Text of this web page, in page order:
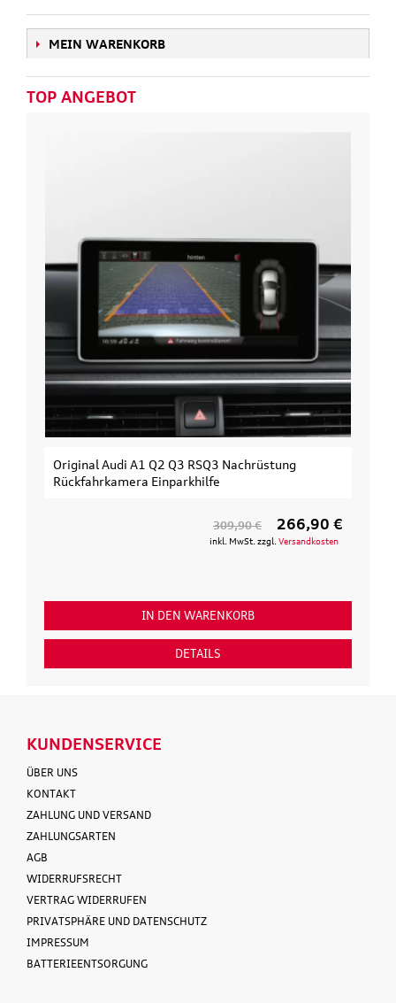
MEIN WARENKORB
TOP ANGEBOT
Original Audi A1 Q2 Q3 RSQ3 Nachrüstung
Rückfahrkamera Einparkhilfe
309,90 € 266,90 €
inkl. MwSt. zzgl. Versandkosten
IN DEN WARENKORB
DETAILS
KUNDENSERVICE
ÜBER UNS
KONTAKT
ZAHLUNG UND VERSAND
ZAHLUNGSARTEN
AGB
WIDERRUFSRECHT
VERTRAG WIDERRUFEN
PRIVATSPHÄRE UND DATENSCHUTZ
IMPRESSUM
BATTERIEENTSORGUNG